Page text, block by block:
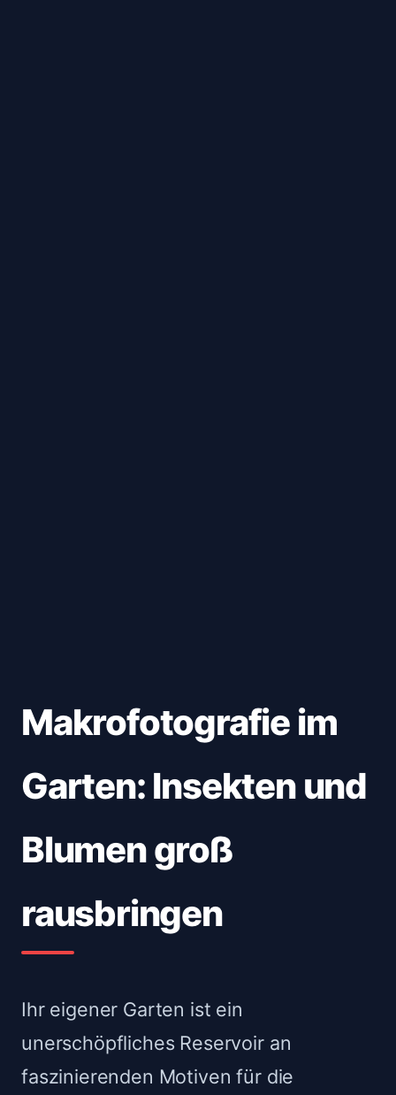
Makrofotografie im
Garten: Insekten und
Blumen groß
rausbringen
Ihr eigener Garten ist ein
unerschöpfliches Reservoir an
faszinierenden Motiven für die